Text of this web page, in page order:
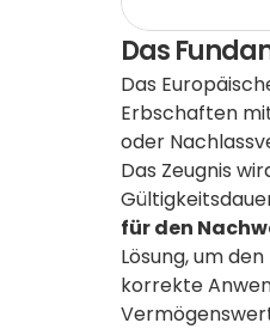
Das
Das
Erbschaften
oder
Das Zeugnis
für den
Lösung, um
korrekte